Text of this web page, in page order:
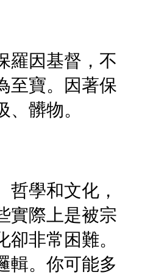
羅因基督，不
至寶。因著保
髒物。
學和文化，
實際上是被宗
非常困難。
輯。你可能多